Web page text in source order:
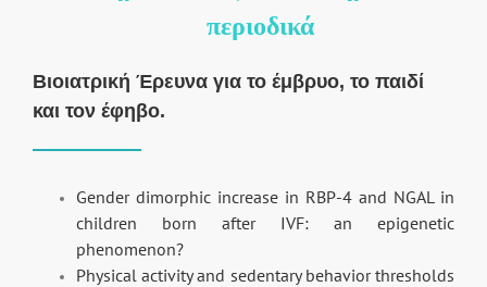
περιοδικά
Βιοιατρική Έρευνα για το έμβρυο, το παιδί
και τον έφηβο.
Gender dimorphic increase in RBP-4 and NGAL in
children born after IVF: an epigenetic
phenomenon?
Physical activity and sedentary behavior thresholds